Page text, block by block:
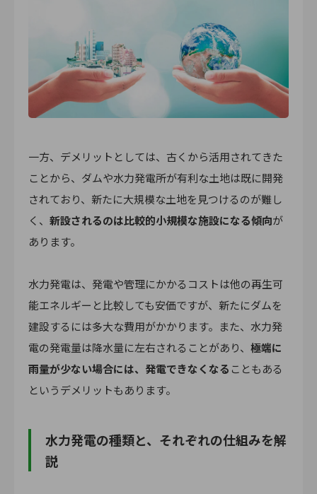
一方、デメリットとしては、古くから活用されてきた
ことから、ダムや水力発電所が有利な土地は既に開発
されており、新たに大規模な土地を見つけるのが難し
く、 新設されるのは比較的小規模な施設になる傾向が
あります。
水力発電は、発電や管理にかかるコストは他の再生可
能エネルギーと比較しても安価ですが、新たにダムを
建設するには多大な費用がかかります。また、水力発
電の発電量は降水量に左右されることがあり、 極端に
雨量が少ない場合には、発電できなくなる こともある
というデメリットもあります。
水力発電の種類と、それぞれの仕組みを解
説